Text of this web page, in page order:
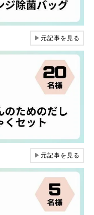
▶元記事を見る
▶元記事を見る